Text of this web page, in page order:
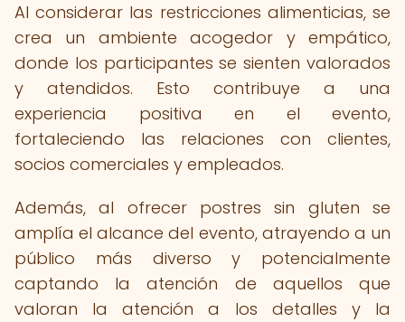
Al considerar las restricciones alimenticias, se
crea un ambiente acogedor y empático,
donde los participantes se sienten valorados
y atendidos. Esto contribuye a una
experiencia positiva en el evento,
fortaleciendo las relaciones con clientes,
socios comerciales y empleados.
Además, al ofrecer postres sin gluten se
amplía el alcance del evento, atrayendo a un
público más diverso y potencialmente
captando la atención de aquellos que
valoran la atención a los detalles y la